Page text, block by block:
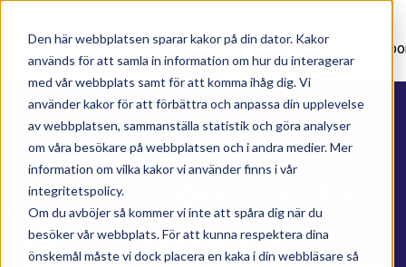
Den här webbplatsen sparar kakor på din dator. Kakor
används för att samla in information om hur du interagerar
med vår webbplats samt för att komma ihåg dig. Vi
använder kakor för att förbättra och anpassa din upplevelse
av webbplatsen, sammanställa statistik och göra analyser
om våra besökare på webbplatsen och i andra medier. Mer
information om vilka kakor vi använder finns i vår
integritetspolicy.
Om du avböjer så kommer vi inte att spåra dig när du
besöker vår webbplats. För att kunna respektera dina
önskemål måste vi dock placera en kaka i din webbläsare så
Nyhetsartiklar Utbildningar Supportavtal
Här kan du söka bland alla
våra kunskapsartiklar